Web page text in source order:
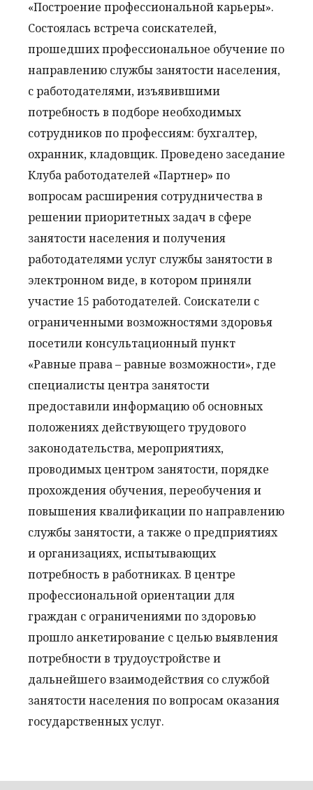
«Построение профессиональной карьеры».
Состоялась встреча соискателей,
прошедших профессиональное обучение по
направлению службы занятости населения,
с работодателями, изъявившими
потребность в подборе необходимых
сотрудников по профессиям: бухгалтер,
охранник, кладовщик. Проведено заседание
Клуба работодателей «Партнер» по
вопросам расширения сотрудничества в
решении приоритетных задач в сфере
занятости населения и получения
работодателями услуг службы занятости в
электронном виде, в котором приняли
участие 15 работодателей. Соискатели с
ограниченными возможностями здоровья
посетили консультационный пункт
«Равные права – равные возможности», где
специалисты центра занятости
предоставили информацию об основных
положениях действующего трудового
законодательства, мероприятиях,
проводимых центром занятости, порядке
прохождения обучения, переобучения и
повышения квалификации по направлению
службы занятости, а также о предприятиях
и организациях, испытывающих
потребность в работниках. В центре
профессиональной ориентации для
граждан с ограничениями по здоровью
прошло анкетирование с целью выявления
потребности в трудоустройстве и
дальнейшего взаимодействия со службой
занятости населения по вопросам оказания
государственных услуг.